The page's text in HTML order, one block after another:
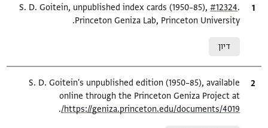
ציטוט S. D. Goitein, unpublished index cards (1950–85),#12324
Princeton Geniza Lab, Princeton University.
דיון
ציטוט
S. D. Goitein's unpublished edition (1950–85), available
online through the Princeton Geniza Project at
https://geniza.princeton.edu/documents/4019/
.